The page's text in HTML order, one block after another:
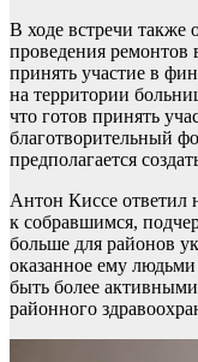
В ходе встречи
проведения
принять участие в
на территории
что готов принять
благотворительный
предполагается
Антон Киссе ответил
к собравшимся,
больше для районов
оказанное ему
быть более
районного